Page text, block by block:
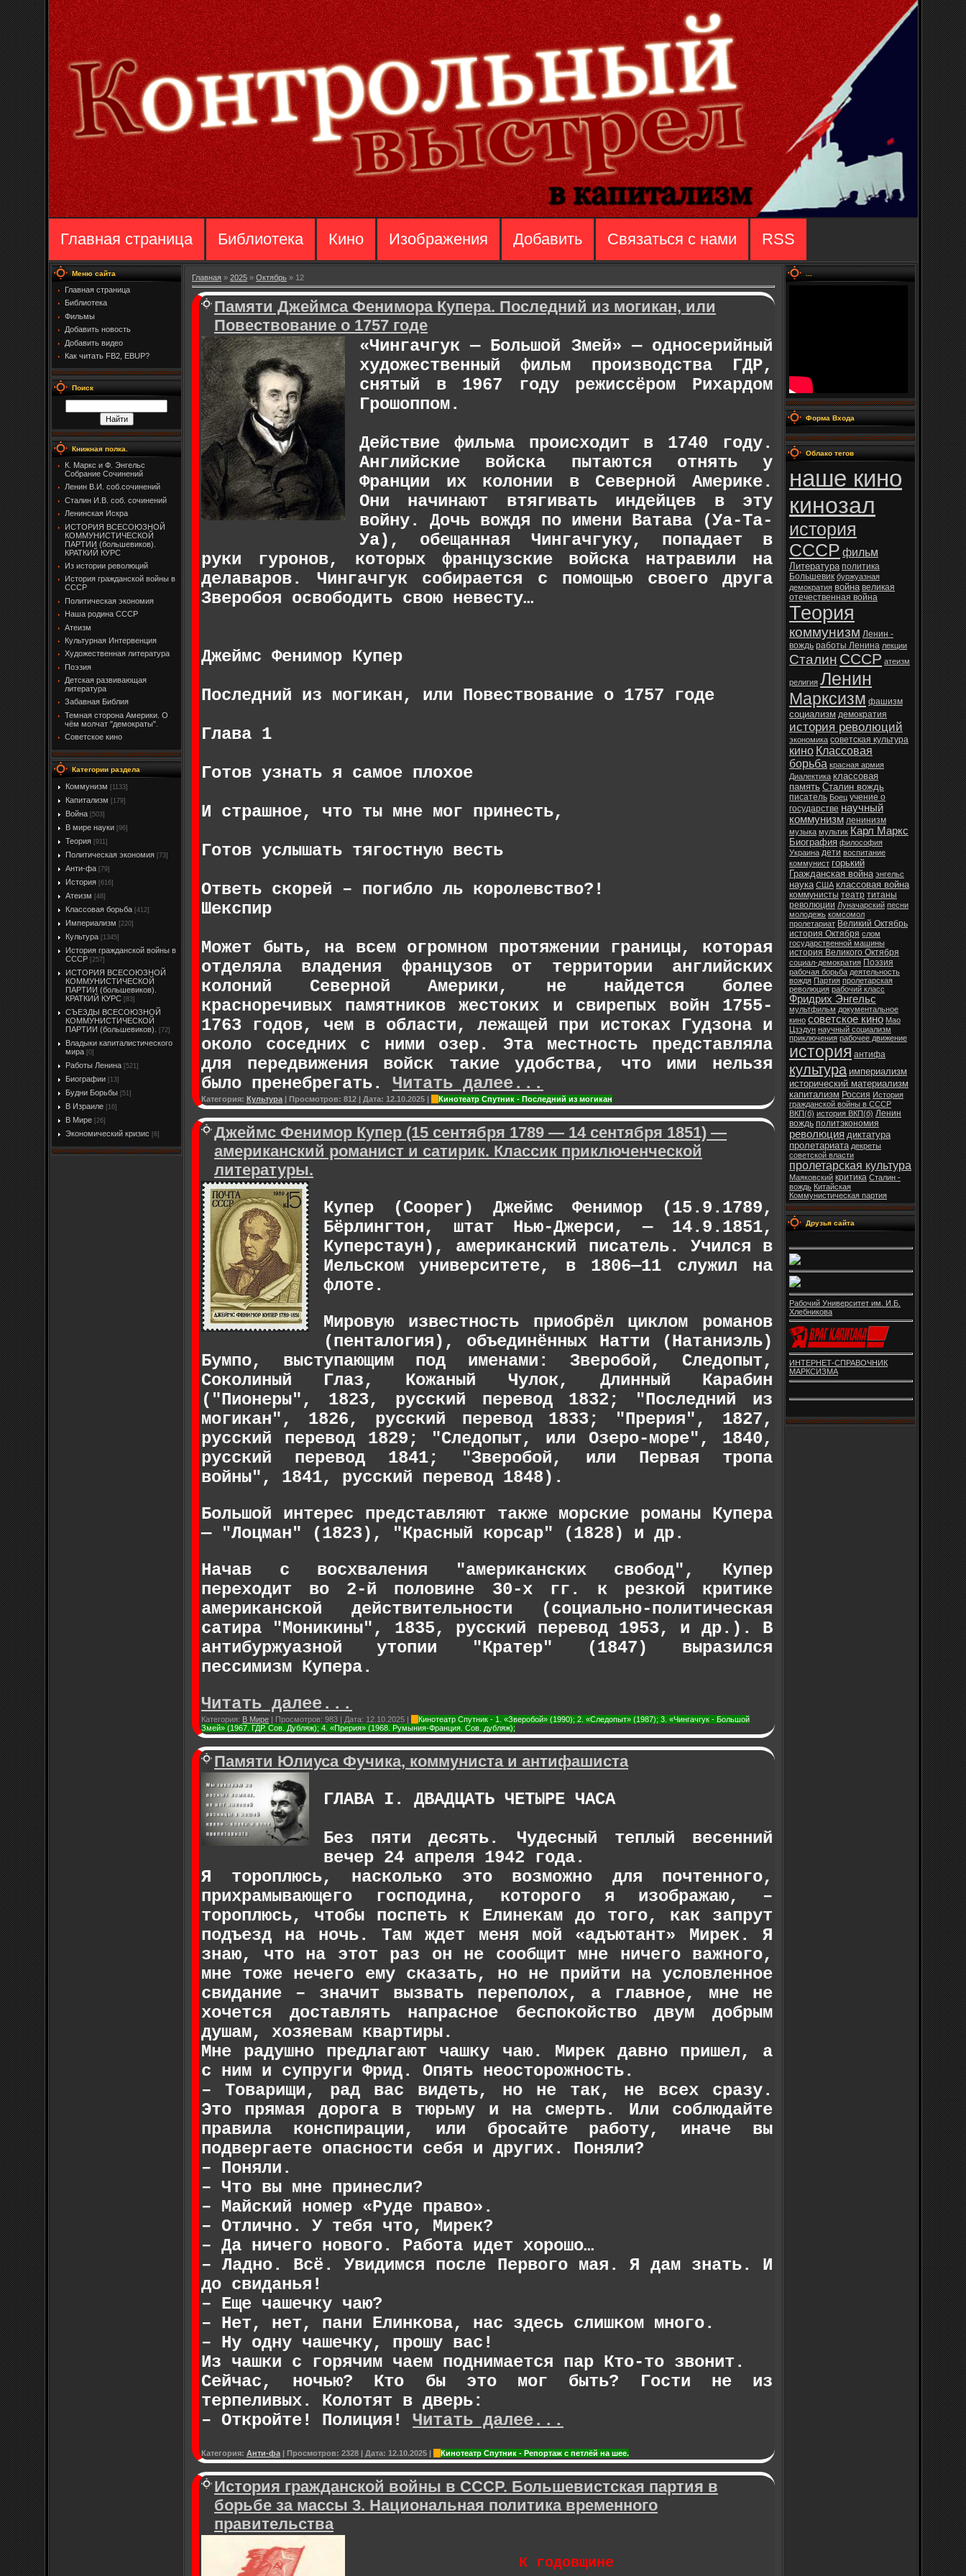
Главная страница Библиотека Кино Изображения Добавить Связаться с нами RSS
Меню сайта
Главная страница
Библиотека
Фильмы
Добавить новость
Добавить видео
Как читать FB2, EBUP?
Поиск
Книжная полка.
К. Маркс и Ф. Энгельс
Собрание Сочинений
Ленин В.И. соб.сочинений
Сталин И.В. соб. сочинений
Ленинская Искра
ИСТОРИЯ ВСЕСОЮЗНОЙ
КОММУНИСТИЧЕСКОЙ
ПАРТИИ (большевиков).
КРАТКИЙ КУРС
Из истории революций
История гражданской войны в
СССР
Политическая экономия
Наша родина СССР
Атеизм
Культурная Интервенция
Художественная литература
Поэзия
Детская развивающая
литература
Забавная Библия
Темная сторона Америки. О
чём молчат "демократы".
Советское кино
Категории раздела
Коммунизм [1133]
Капитализм [179]
Война [503]
В мире науки [96]
Теория [911]
Политическая экономия [73]
Анти-фа [79]
История [616]
Атеизм [48]
Классовая борьба [412]
Империализм [220]
Культура [1345]
История гражданской войны в
СССР [257]
ИСТОРИЯ ВСЕСОЮЗНОЙ
КОММУНИСТИЧЕСКОЙ
ПАРТИИ (большевиков).
КРАТКИЙ КУРС [83]
СЪЕЗДЫ ВСЕСОЮЗНОЙ
КОММУНИСТИЧЕСКОЙ
ПАРТИИ (большевиков).
[72]
Владыки капиталистического
мира [0]
Работы Ленина [521]
Биографии [13]
Будни Борьбы [51]
В Израиле [16]
В Мире [26]
Экономический кризис [6]
Главная » 2025 » Октябрь » 12
Памяти Джеймса Фенимора Купера. Последний из могикан, или
Повествование о 1757 годе
«Чингачгук — Большой Змей» — односерийный
художественный фильм производства ГДР,
снятый в 1967 году режиссёром Рихардом
Грошоппом.
Действие фильма происходит в 1740 году.
Английские войска пытаются отнять у
Франции их колонии в Северной Америке.
Они начинают втягивать индейцев в эту
войну. Дочь вождя по имени Ватава (Уа-Та-
Уа), обещанная Чингачгуку, попадает в
руки гуронов, которых французские войска натравили на
делаваров. Чингачгук собирается с помощью своего друга
Зверобоя освободить свою невесту…
Джеймс Фенимор Купер
Последний из могикан, или Повествование о 1757 годе
Глава 1
Готов узнать я самое плохое
И страшное, что ты мне мог принесть,
Готов услышать тягостную весть
Ответь скорей – погибло ль королевство?!
Шекспир
Может быть, на всем огромном протяжении границы, которая
отделяла владения французов от территории английских
колоний Северной Америки, не найдется более
красноречивых памятников жестоких и свирепых войн 1755-
1763 годов, чем в области, лежащей при истоках Гудзона и
около соседних с ними озер. Эта местность представляла
для передвижения войск такие удобства, что ими нельзя
было пренебрегать. Читать далее...
Категория: Культура | Просмотров: 812 | Дата: 12.10.2025 | Кинотеатр Спутник - Последний из могикан
Джеймс Фенимор Купер (15 сентября 1789 — 14 сентября 1851) —
американский романист и сатирик. Классик приключенческой
литературы.
Купер (Cooper) Джеймс Фенимор (15.9.1789,
Бёрлингтон, штат Нью-Джерси, — 14.9.1851,
Куперстаун), американский писатель. Учился в
Иельском университете, в 1806—11 служил на
флоте.
Мировую известность приобрёл циклом романов
(пенталогия), объединённых Натти (Натаниэль)
Бумпо, выступающим под именами: Зверобой, Следопыт,
Соколиный Глаз, Кожаный Чулок, Длинный Карабин
("Пионеры", 1823, русский перевод 1832; "Последний из
могикан", 1826, русский перевод 1833; "Прерия", 1827,
русский перевод 1829; "Следопыт, или Озеро-море", 1840,
русский перевод 1841; "Зверобой, или Первая тропа
войны", 1841, русский перевод 1848).
Большой интерес представляют также морские романы Купера
— "Лоцман" (1823), "Красный корсар" (1828) и др.
Начав с восхваления "американских свобод", Купер
переходит во 2-й половине 30-х гг. к резкой критике
американской действительности (социально-политическая
сатира "Моникины", 1835, русский перевод 1953, и др.). В
антибуржуазной утопии "Кратер" (1847) выразился
пессимизм Купера.
Читать далее...
Категория: В Мире | Просмотров: 983 | Дата: 12.10.2025 |
Кинотеатр Спутник - 1. «Зверобой» (1990); 2. «Следопыт» (1987); 3. «Чингачгук - Большой
Змей» (1967. ГДР. Сов. Дубляж); 4. «Прерия» (1968. Румыния-Франция. Сов. дубляж);
Памяти Юлиуса Фучика, коммуниста и антифашиста
ГЛАВА I. ДВАДЦАТЬ ЧЕТЫРЕ ЧАСА
Без пяти десять. Чудесный теплый весенний
вечер 24 апреля 1942 года.
Я тороплюсь, насколько это возможно для почтенного,
прихрамывающего господина, которого я изображаю, –
тороплюсь, чтобы поспеть к Елинекам до того, как запрут
подъезд на ночь. Там ждет меня мой «адъютант» Мирек. Я
знаю, что на этот раз он не сообщит мне ничего важного,
мне тоже нечего ему сказать, но не прийти на условленное
свидание – значит вызвать переполох, а главное, мне не
хочется доставлять напрасное беспокойство двум добрым
душам, хозяевам квартиры.
Мне радушно предлагают чашку чаю. Мирек давно пришел, а
с ним и супруги Фрид. Опять неосторожность.
– Товарищи, рад вас видеть, но не так, не всех сразу.
Это прямая дорога в тюрьму и на смерть. Или соблюдайте
правила конспирации, или бросайте работу, иначе вы
подвергаете опасности себя и других. Поняли?
– Поняли.
– Что вы мне принесли?
– Майский номер «Руде право».
– Отлично. У тебя что, Мирек?
– Да ничего нового. Работа идет хорошо…
– Ладно. Всё. Увидимся после Первого мая. Я дам знать. И
до свиданья!
– Еще чашечку чаю?
– Нет, нет, пани Елинкова, нас здесь слишком много.
– Ну одну чашечку, прошу вас!
Из чашки с горячим чаем поднимается пар Кто‑то звонит.
Сейчас, ночью? Кто бы это мог быть? Гости не из
терпеливых. Колотят в дверь:
– Откройте! Полиция! Читать далее...
Категория: Анти-фа | Просмотров: 2328 | Дата: 12.10.2025 | Кинотеатр Спутник - Репортаж с петлёй на шее.
История гражданской войны в СССР. Большевистская партия в
борьбе за массы 3. Национальная политика временного
правительства
К годовщине
Форма Входа
Облако тегов
наше кино
кинозал
история
СССР фильм
Литература политика
Большевик буржуазная
демократия война великая
отечественная война
Теория
коммунизм Ленин -
вождь работы Ленина лекции
Сталин СССР атеизм
религия Ленин
Марксизм фашизм
социализм демократия
история революций
экономика советская культура
кино Классовая
борьба красная армия
Диалектика классовая
память Сталин вождь
писатель Боец учение о
государстве научный
коммунизм ленинизм
музыка мультик Карл Маркс
Биография философия
Украина дети воспитание
коммунист горький
Гражданская война энгельс
наука США классовая война
коммунисты театр титаны
революции Луначарский песни
молодежь комсомол
пролетариат Великий Октябрь
история Октября слом
государственной машины
история Великого Октября
социал-демократия Поэзия
рабочая борьба деятельность
вождя Партия пролетарская
революция рабочий класс
Фридрих Энгельс
мультфильм документальное
кино советское кино Мао
Цзэдун научный социализм
приключения рабочее движение
история антифа
культура империализм
исторический материализм
капитализм Россия История
гражданской войны в СССР
ВКП(б) история ВКП(б) Ленин
вождь политэкономия
революция диктатура
пролетариата декреты
советской власти
пролетарская культура
Маяковский критика Сталин -
вождь Китайская
Коммунистическая партия
Друзья сайта
Рабочий Университет им. И.Б.
Хлебникова
ИНТЕРНЕТ-СПРАВОЧНИК
МАРКСИЗМА